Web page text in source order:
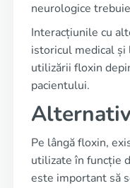
neurologice
Interacțiunile cu
istoricul medical și
utilizării floxin
pacientului.
Pe lângă floxin,
utilizate în funcție
este important să